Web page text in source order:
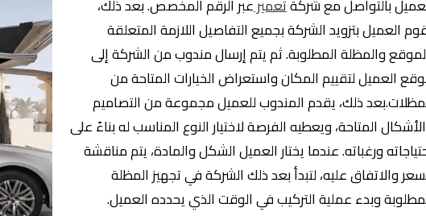
بالتواصل مع شركةتعميرعبر الرقم المخصص. بعد ذلك،
العميل بتزويد الشركة بجميع التفاصيل اللازمة المتعلقة
والمظلة المطلوبة. ثم يتم إرسال مندوب من الشركة إلى
العميل لتقييم المكان واستعراض الخيارات المتاحة من
ذلك، يقدم المندوب للعميل مجموعة من التصاميم
المتاحة، ويعطيه الفرصة لاختيار النوع المناسب له بناءً على
ورغباته. عندما يختار العميل الشكل والمادة، يتم مناقشة
والاتفاق عليه، لتبدأ بعد ذلك الشركة في تجهيز المظلة
وبدء عملية التركيب في الوقت الذي يحدده العميل.